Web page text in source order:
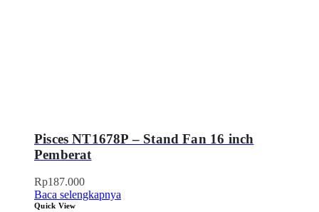
Pisces NT1678P – Stand Fan 16 inch
Pemberat
Rp187.000
Baca selengkapnya
Quick View